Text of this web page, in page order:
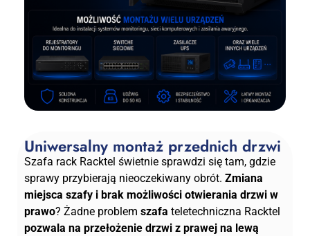
Uniwersalny montaż przednich drzwi
Szafa rack Racktel świetnie sprawdzi się tam, gdzie
sprawy przybierają nieoczekiwany obrót. Zmiana
miejsca szafy i brak możliwości otwierania drzwi w
prawo? Żadne problem szafa teletechniczna Racktel
pozwala na przełożenie drzwi z prawej na lewą